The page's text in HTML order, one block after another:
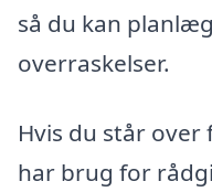
så du kan
overraskelser.
Hvis du står
har brug for